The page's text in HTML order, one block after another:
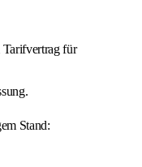
Tarifvertrag für
Stand: